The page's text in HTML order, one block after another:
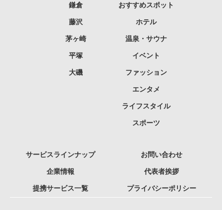
鎌倉
藤沢
茅ヶ崎
平塚
大磯
おすすめスポット
ホテル
温泉・サウナ
イベント
ファッション
エンタメ
ライフスタイル
スポーツ
サービスラインナップ お問い合わせ
企業情報 代表者挨拶
提携サービス一覧 プライバシーポリシー